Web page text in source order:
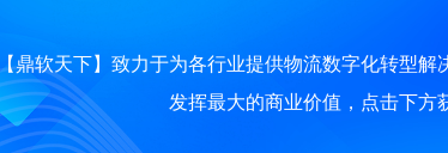
【鼎软天下】致力于为各行业提供物流数字化转型解
发挥最大的商业价值，点击下方